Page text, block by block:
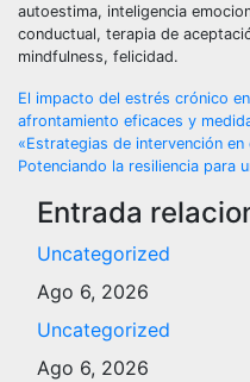
autoestima, inteligencia
conductual, terapia de
mindfulness, felicidad.
Navegación
de
entradas
El impacto del estrés crónico
afrontamiento eficaces y
«Estrategias de intervención
Potenciando la resiliencia para
Entrada
Uncategorized
Ago 6, 2026
Uncategorized
Ago 6, 2026